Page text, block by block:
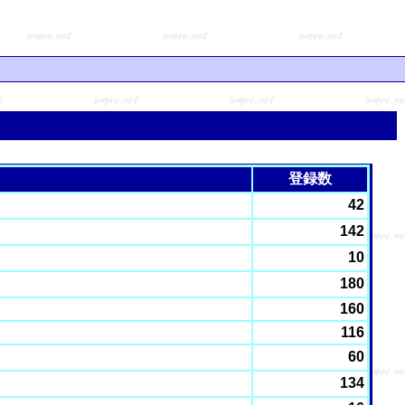
登録数
42
142
10
180
160
116
60
134